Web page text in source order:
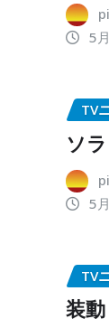
5
TV
ソ
5
TV
装動